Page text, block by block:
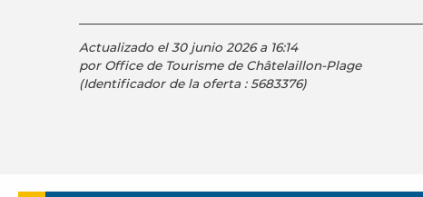
Actualizado el 30 junio 2026 a 16:14
por Office de Tourisme de Châtelaillon-Plage
(Identificador de la oferta :5683376)